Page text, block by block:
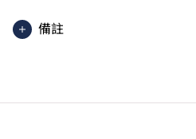
備註
除學費外，學生須繳交其他